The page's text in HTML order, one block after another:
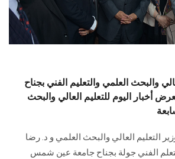
والبحث العلمي والتعليم الفني بجناح
اليوم للتعليم العالي والبحث
التعليم العالي والبحث العلمي و د. رضا
الفني جولة بجناح جامعة عين شمس